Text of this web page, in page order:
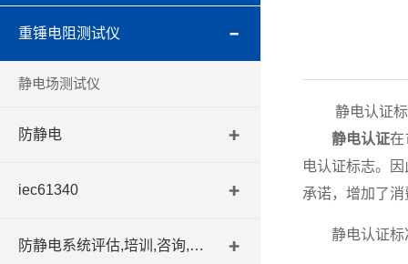
重锤电阻测试仪
静电场测试仪
防静电
iec61340
防静电系统评估,培训,咨询,认证
静电认证标
静电认证在
电认证标志。
承诺，增加了
静电认证标